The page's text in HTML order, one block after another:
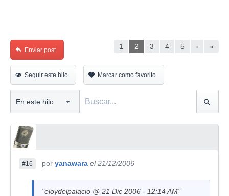
1 2 3 4 5 › »
Enviar post
Seguir este hilo Marcar como favorito
#16 por yanawara el 21/12/2006
"eloydelpalacio @ 21 Dic 2006 - 12:14 AM"